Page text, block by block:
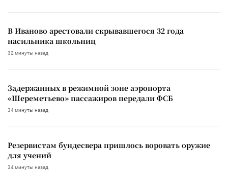
В Иваново арестовали скрывавшегося 32 года
насильника школьниц
32 минуты назад
Задержанных в режимной зоне аэропорта
«Шереметьево» пассажиров передали ФСБ
34 минуты назад
Резервистам бундесвера пришлось воровать оружие
для учений
34 минуты назад